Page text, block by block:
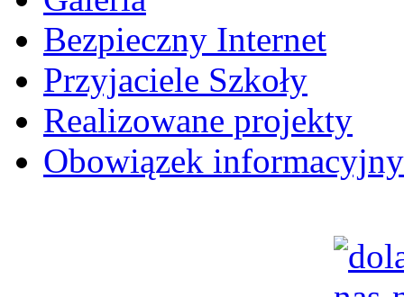
Bezpieczny Internet
Przyjaciele Szkoły
Realizowane projekty
Obowiązek informacyjny